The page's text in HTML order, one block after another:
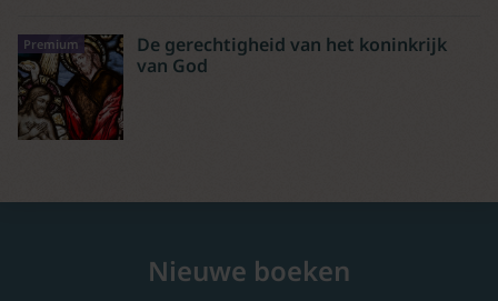
Premium
De gerechtigheid van het koninkrijk
van God
Nieuwe boeken